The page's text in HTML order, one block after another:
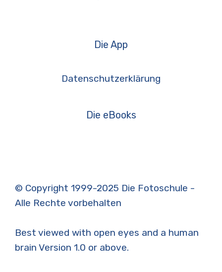
Die App
Datenschutzerklärung
Die eBooks
© Copyright 1999-2025 Die Fotoschule -
Alle Rechte vorbehalten
Best viewed with open eyes and a human
brain Version 1.0 or above.